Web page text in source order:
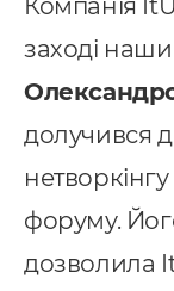
Компанія
заході
долучився
форуму.
дозволила